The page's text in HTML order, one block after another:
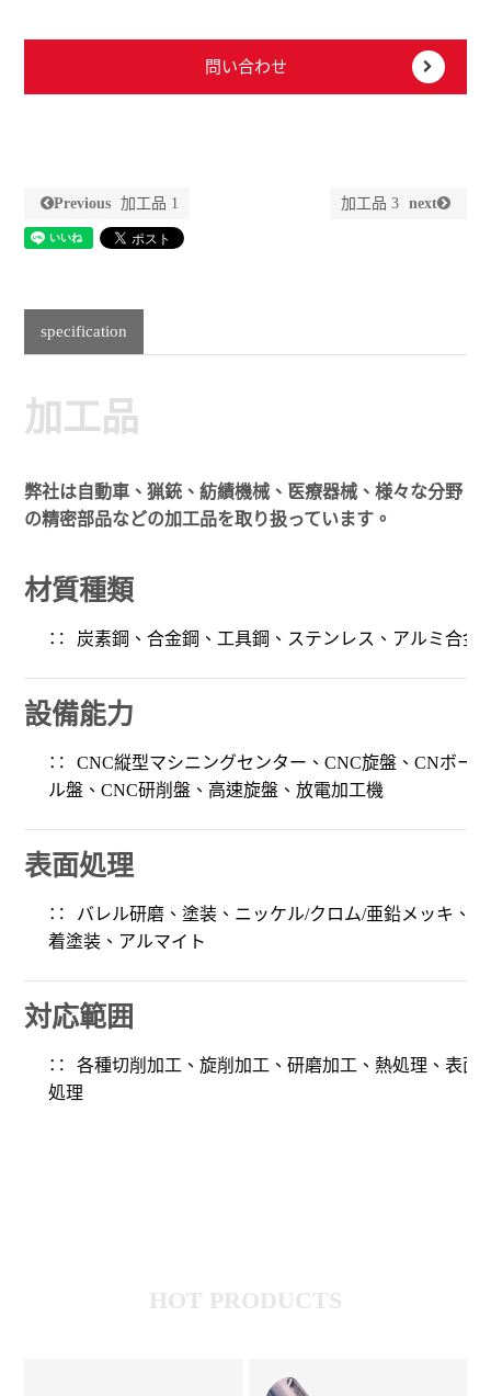
問い合わせ
Previous 加工品 1 加工品 3 next
specification
加工品
弊社は自動車、猟銃、紡績機械、医療器械、様々な分野
の精密部品などの加工品を取り扱っています。
材質種類
炭素鋼、合金鋼、工具鋼、ステンレス、アルミ合金
設備能力
CNC縦型マシニングセンター、CNC旋盤、CNボー
ル盤、CNC研削盤、高速旋盤、放電加工機
表面処理
バレル研磨、塗装、ニッケル/クロム/亜鉛メッキ、電
着塗装、アルマイト
対応範囲
各種切削加工、旋削加工、研磨加工、熱処理、表面
処理
HOT PRODUCTS